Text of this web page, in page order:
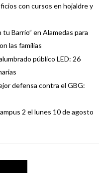
con cursos en hojaldre y
Barrio” en Alamedas para
las familias
público LED: 26
defensa contra el GBG:
2 el lunes 10 de agosto